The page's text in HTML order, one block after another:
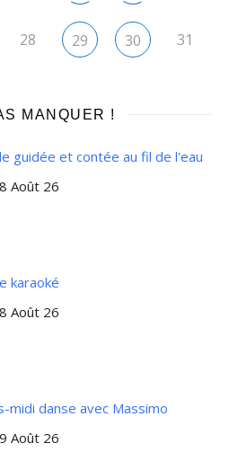
28 29 30 31
MANQUER !
guidée et contée au fil de l'eau
8 Août 26
karaoké
8 Août 26
midi danse avec Massimo
9 Août 26